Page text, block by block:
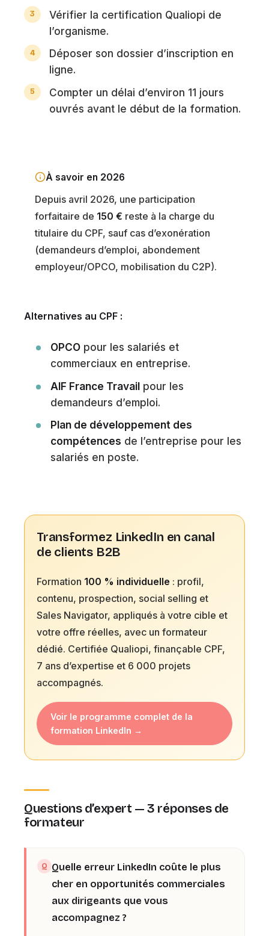
Vérifier la certification Qualiopi de
l’organisme.
Déposer son dossier d’inscription en
ligne.
Compter un délai d’environ 11 jours
ouvrés avant le début de la formation.
À savoir en 2026
Depuis avril 2026, une participation
forfaitaire de 150 € reste à la charge du
titulaire du CPF, sauf cas d’exonération
(demandeurs d’emploi, abondement
employeur/OPCO, mobilisation du C2P).
Alternatives au CPF :
OPCO pour les salariés et
commerciaux en entreprise.
AIF France Travail pour les
demandeurs d’emploi.
Plan de développement des
compétences de l’entreprise pour les
salariés en poste.
Transformez LinkedIn en canal
de clients B2B
Formation 100 % individuelle : profil,
contenu, prospection, social selling et
Sales Navigator, appliqués à votre cible et
votre offre réelles, avec un formateur
dédié. Certifiée Qualiopi, finançable CPF,
7 ans d’expertise et 6 000 projets
accompagnés.
Voir le programme complet de la
formation LinkedIn →
Questions d’expert — 3 réponses de
formateur
Quelle erreur LinkedIn coûte le plus
cher en opportunités commerciales
aux dirigeants que vous
accompagnez ?